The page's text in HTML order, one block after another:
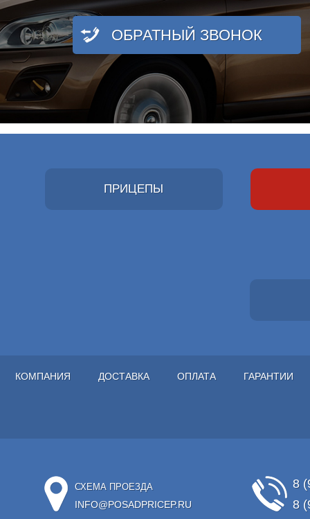
ОБРАТНЫЙ ЗВОНОК
ПРИЦЕПЫ
КОМПАНИЯ ДОСТАВКА ОПЛАТА ГАРАНТИИ
СХЕМА ПРОЕЗДА
INFO@POSADPRICEP.RU
8
8